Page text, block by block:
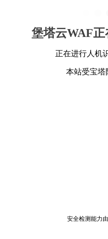
堡塔云WAF
正在进行人机
本站受宝塔
安全检测能力由